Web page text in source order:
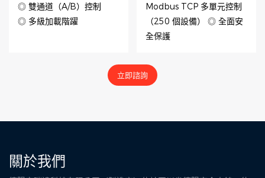
◎ 雙通道（A/B）控制
◎ 多級加載階躍
Modbus TCP 多單元控制
（250 個設備） ◎ 全面安
全保護
立即諮詢
關於我們